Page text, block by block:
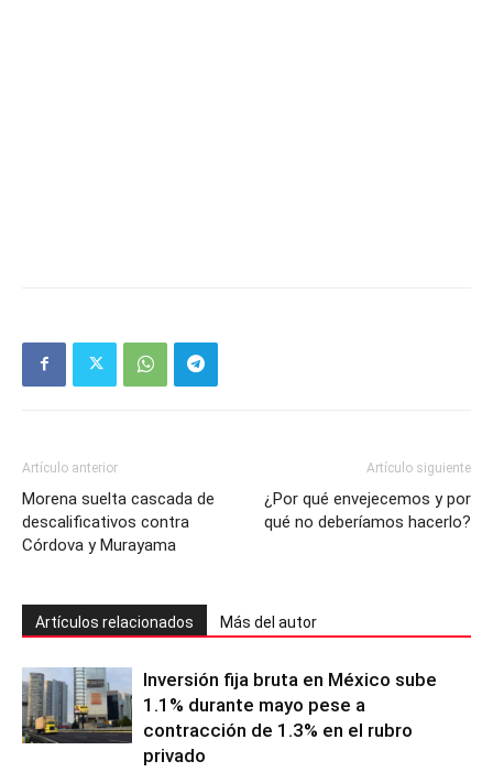
Artículo anterior
Morena suelta cascada de
descalificativos contra
Córdova y Murayama
Artículo siguiente
¿Por qué envejecemos y por
qué no deberíamos hacerlo?
Artículos relacionados Más del autor
Inversión fija bruta en México sube
1.1% durante mayo pese a
contracción de 1.3% en el rubro
privado